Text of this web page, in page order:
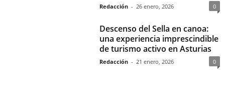
Redacción - 26 enero, 2026 0
Descenso del Sella en canoa:
una experiencia imprescindible
de turismo activo en Asturias
Redacción - 21 enero, 2026 0